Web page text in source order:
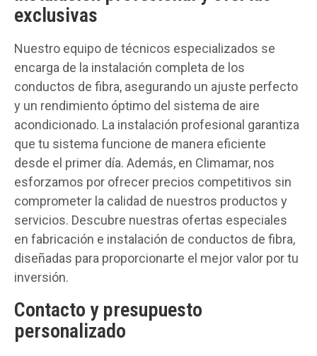
exclusivas
Nuestro equipo de técnicos especializados se
encarga de la instalación completa de los
conductos de fibra, asegurando un ajuste perfecto
y un rendimiento óptimo del sistema de aire
acondicionado. La instalación profesional garantiza
que tu sistema funcione de manera eficiente
desde el primer día. Además, en Climamar, nos
esforzamos por ofrecer precios competitivos sin
comprometer la calidad de nuestros productos y
servicios. Descubre nuestras ofertas especiales
en fabricación e instalación de conductos de fibra,
diseñadas para proporcionarte el mejor valor por tu
inversión.
Contacto y presupuesto
personalizado